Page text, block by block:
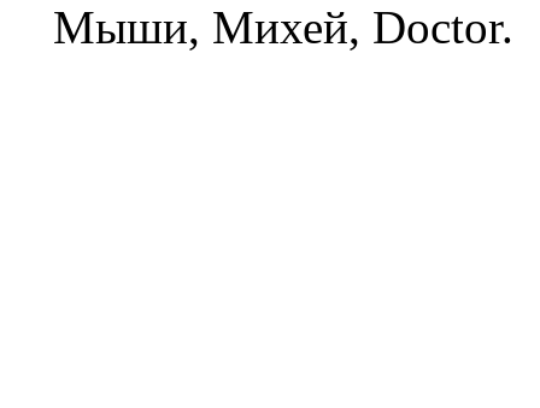
Мыши, Михей, Doctor.